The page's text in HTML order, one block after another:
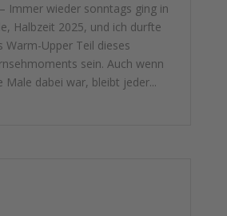
Immer wieder sonntags ging in
Halbzeit 2025, und ich durfte
Warm-Upper Teil dieses
sein. Auch wenn
Male dabei war, bleibt jeder...